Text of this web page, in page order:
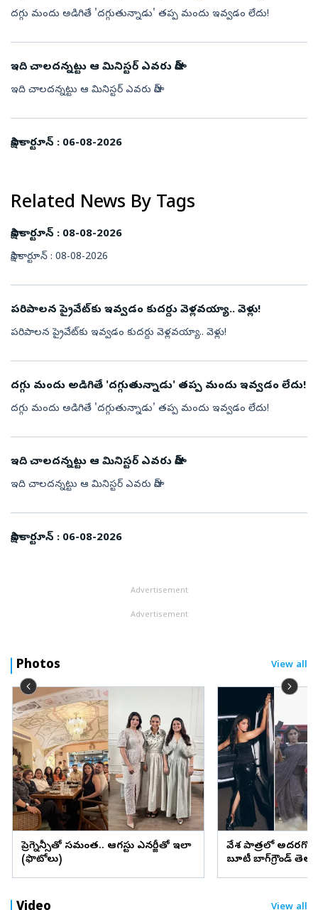
దగ్గు మందు అడిగితే 'దగ్గుతున్నాడు' తప్ప మందు ఇవ్వడం లేదు!
ఇది చాలదన్నట్టు ఆ మినిస్టర్‌ ఎవరు సార్‌!
ఇది చాలదన్నట్టు ఆ మినిస్టర్‌ ఎవరు సార్‌!
సాక్షి కార్టూన్‌ : 06-08-2026
Related News By Tags
సాక్షి కార్టూన్‌ : 08-08-2026
సాక్షి కార్టూన్‌ : 08-08-2026
పరిపాలన ప్రైవేట్‌కు ఇవ్వడం కుదర్దు వెళ్లవయ్యా.. వెళ్లు!
పరిపాలన ప్రైవేట్‌కు ఇవ్వడం కుదర్దు వెళ్లవయ్యా.. వెళ్లు!
దగ్గు మందు అడిగితే 'దగ్గుతున్నాడు' తప్ప మందు ఇవ్వడం లేదు!
దగ్గు మందు అడిగితే 'దగ్గుతున్నాడు' తప్ప మందు ఇవ్వడం లేదు!
ఇది చాలదన్నట్టు ఆ మినిస్టర్‌ ఎవరు సార్‌!
ఇది చాలదన్నట్టు ఆ మినిస్టర్‌ ఎవరు సార్‌!
సాక్షి కార్టూన్‌ : 06-08-2026
Advertisement
Advertisement
Photos View all
ప్రెగ్నెన్సీతో సమంత.. ఆగస్టు ఎనర్జీతో ఇలా
(ఫొటోలు)
వేశ్య పాత్రలో
బ్యూటీ బ్యాగ్‌గ్రౌండ్‌